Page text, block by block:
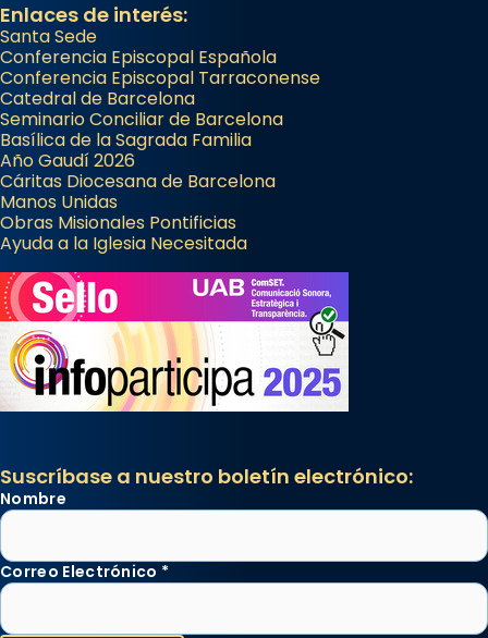
Enlaces de interés:
Santa Sede
Conferencia Episcopal Española
Conferencia Episcopal Tarraconense
Catedral de Barcelona
Seminario Conciliar de Barcelona
Basílica de la Sagrada Familia
Año Gaudí 2026
Cáritas Diocesana de Barcelona
Manos Unidas
Obras Misionales Pontificias
Ayuda a la Iglesia Necesitada
Suscríbase a nuestro boletín electrónico:
Nombre
Correo Electrónico *